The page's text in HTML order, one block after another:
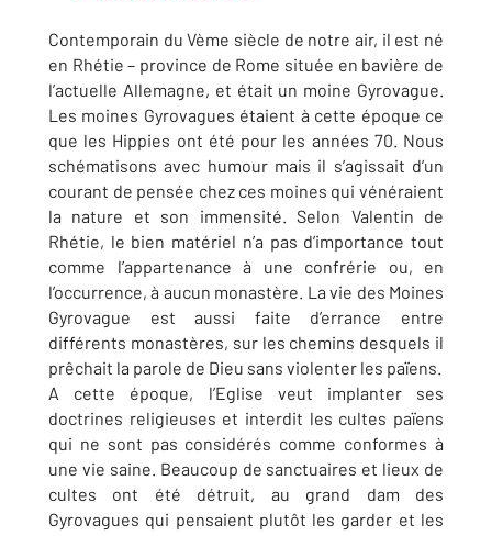
Contemporain du Vème siècle de notre air, il est né
en Rhétie – province de Rome située en bavière de
l’actuelle Allemagne, et était un moine Gyrovague.
Les moines Gyrovagues étaient à cette époque ce
que les Hippies ont été pour les années 70. Nous
schématisons avec humour mais il s’agissait d’un
courant de pensée chez ces moines qui vénéraient
la nature et son immensité. Selon Valentin de
Rhétie, le bien matériel n’a pas d’importance tout
comme l’appartenance à une confrérie ou, en
l’occurrence, à aucun monastère. La vie des Moines
Gyrovague est aussi faite d’errance entre
différents monastères, sur les chemins desquels il
prêchait la parole de Dieu sans violenter les païens.
A cette époque, l’Eglise veut implanter ses
doctrines religieuses et interdit les cultes païens
qui ne sont pas considérés comme conformes à
une vie saine. Beaucoup de sanctuaires et lieux de
cultes ont été détruit, au grand dam des
Gyrovagues qui pensaient plutôt les garder et les